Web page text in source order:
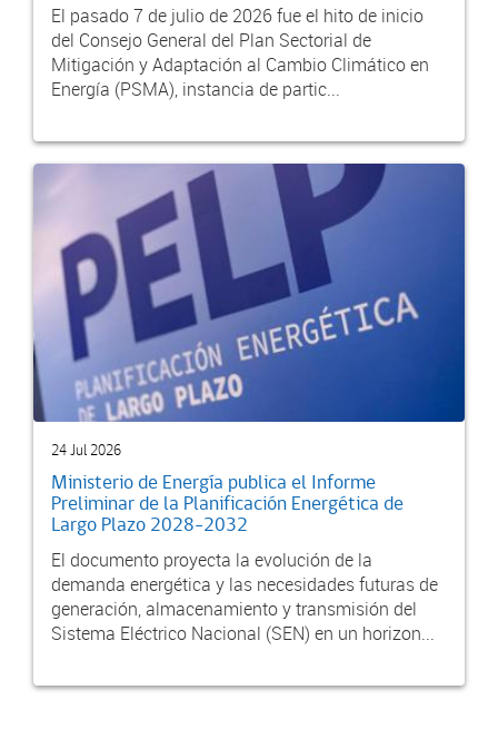
El pasado 7 de julio de 2026 fue el hito de inicio
del Consejo General del Plan Sectorial de
Mitigación y Adaptación al Cambio Climático en
Energía (PSMA), instancia de partic...
24 Jul 2026
Ministerio de Energía publica el Informe
Preliminar de la Planificación Energética de
Largo Plazo 2028-2032
El documento proyecta la evolución de la
demanda energética y las necesidades futuras de
generación, almacenamiento y transmisión del
Sistema Eléctrico Nacional (SEN) en un horizon...